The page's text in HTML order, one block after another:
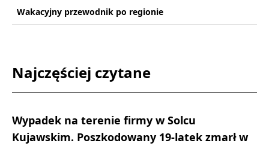
Wakacyjny przewodnik po regionie
Najczęściej czytane
Wypadek na terenie firmy w Solcu
Kujawskim. Poszkodowany 19-latek zmarł w